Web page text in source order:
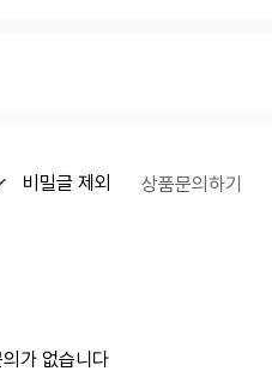
비밀글 제외 상품문의하기
가 없습니다